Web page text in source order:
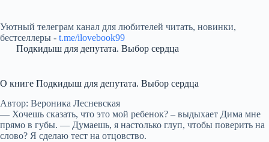
Уютный телеграм канал для любителей читать, новинки,
бестселлеры - t.me/ilovebook99
Подкидыш для депутата. Выбор сердца
О книге Подкидыш для депутата. Выбор сердца
Автор: Вероника Лесневская
— Хочешь сказать, что это мой ребенок? – выдыхает Дима мне
прямо в губы. — Думаешь, я настолько глуп, чтобы поверить на
слово? Я сделаю тест на отцовство.